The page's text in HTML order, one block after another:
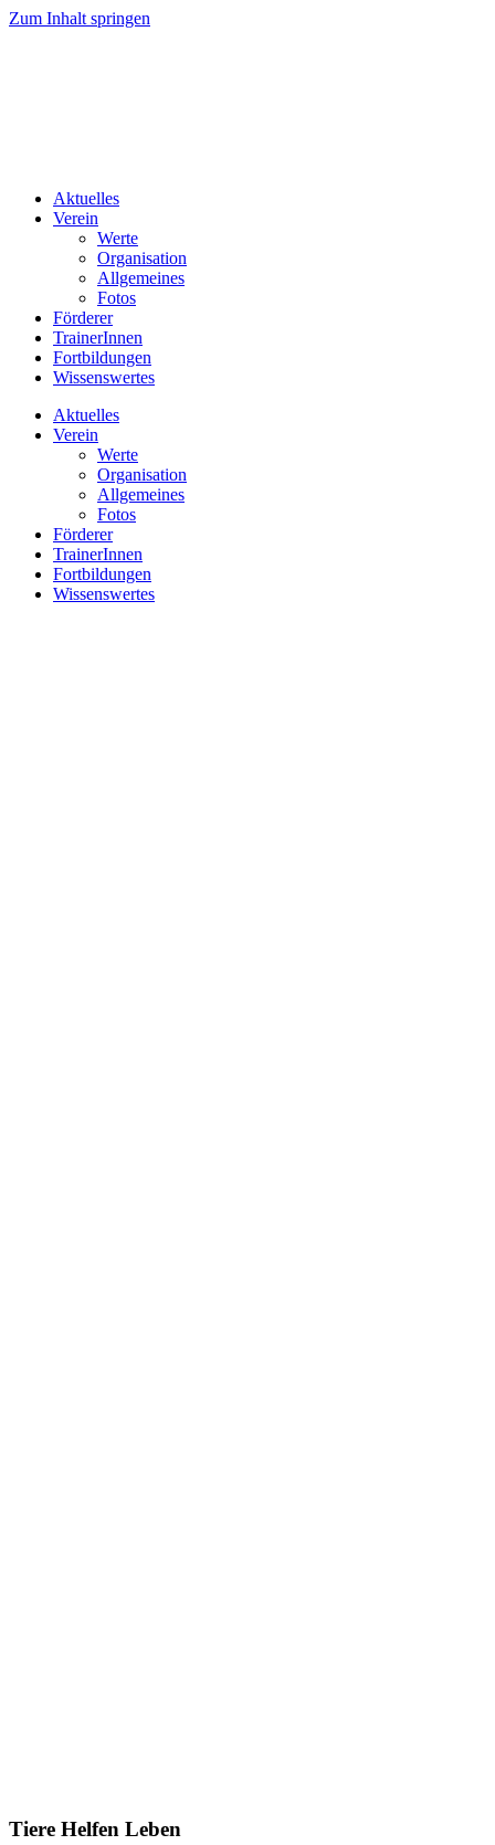
Zum Inhalt springen
Aktuelles
Verein
Werte
Organisation
Allgemeines
Fotos
Förderer
TrainerInnen
Fortbildungen
Wissenswertes
Aktuelles
Verein
Werte
Organisation
Allgemeines
Fotos
Förderer
TrainerInnen
Fortbildungen
Wissenswertes
Tiere Helfen Leben